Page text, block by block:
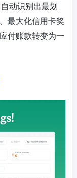
动识别出最划
最大化信用卡奖
付账款转变为一